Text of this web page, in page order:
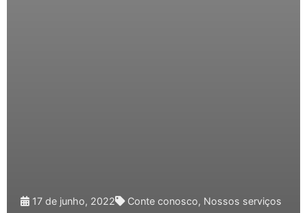
17 de junho, 2022 Conte conosco, Nossos serviços